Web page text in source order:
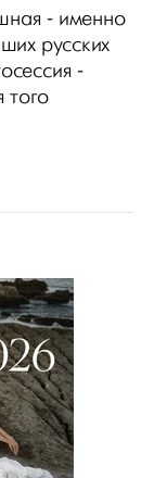
- именно
русских
-
того